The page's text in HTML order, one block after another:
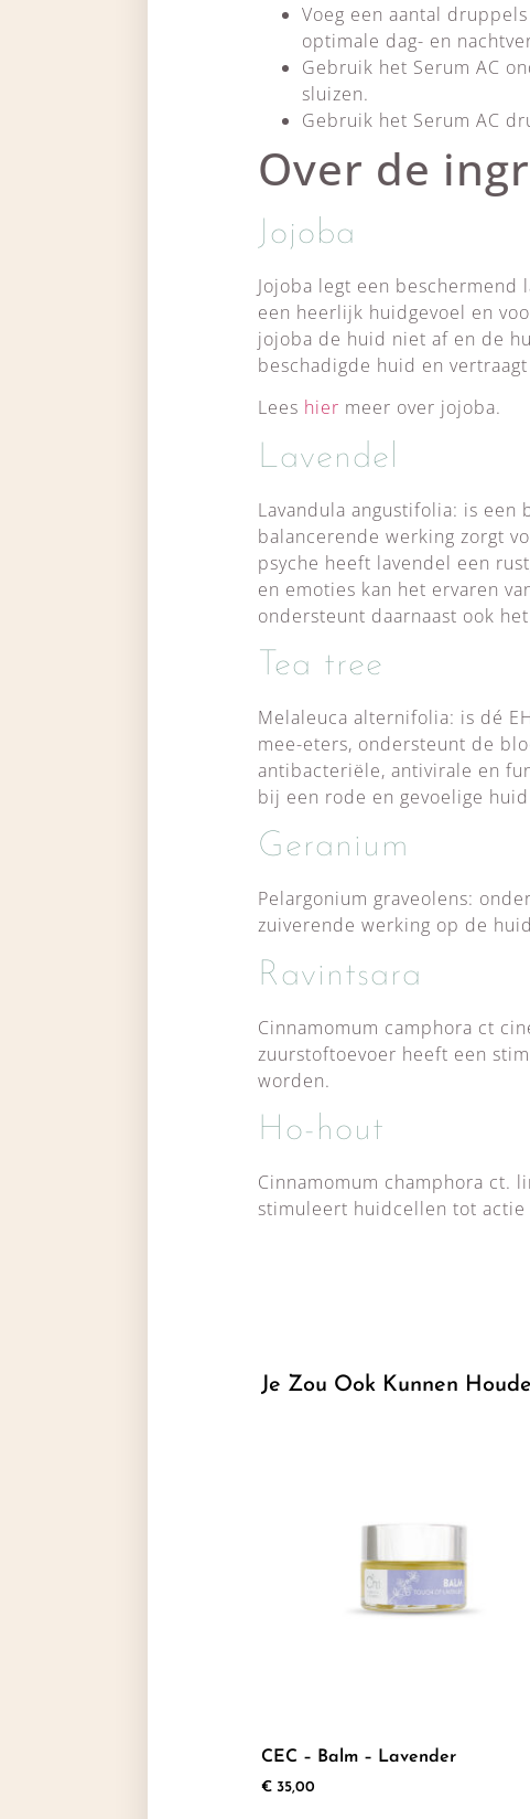
Voeg een aantal
optimale dag- en
Gebruik het Serum AC
sluizen.
Gebruik het Serum AC
Over de
Jojoba
Jojoba legt een
een heerlijk huidgevoel en
jojoba de huid niet af en de
beschadigde huid en
Lees hier meer over jojoba.
Lavendel
Lavandula angustifolia: is
balancerende werking zorgt
psyche heeft lavendel een
en emoties kan het ervaren
ondersteunt daarnaast ook
Tea tree
Melaleuca alternifolia: is dé
mee-eters, ondersteunt de
antibacteriële, antivirale en
bij een rode en gevoelige
Geranium
Pelargonium graveolens:
zuiverende werking op de
Ravintsara
Cinnamomum camphora ct
zuurstoftoevoer heeft een
worden.
Ho-hout
Cinnamomum champhora ct.
stimuleert huidcellen tot
Je Zou Ook Kunnen
CEC – Balm – Lavender
€ 35,00